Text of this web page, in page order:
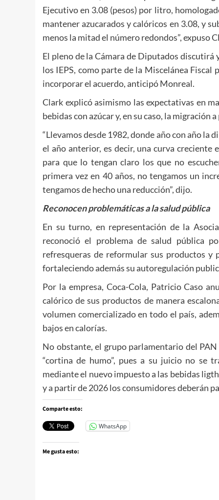
Ejecutivo en 3.08 (pesos) por litro,
mantener azucarados y calóricos en 3.08, y
menos la mitad el número redondos”, expuso
El pleno de la Cámara de Diputados discutirá
los IEPS, como parte de la Miscelánea Fiscal
incorporar el acuerdo, anticipó Monreal.
Clark explicó asimismo las expectativas en
bebidas con azúcar y, en su caso, la
“Llevamos desde 1982, donde año con año la
el año anterior, es decir, una curva creciente
para que lo tengan claro los que no
primera vez en 40 años, no tengamos un
tengamos de hecho una reducción”, dijo.
Reconocen problemáticas a la salud pública
En su turno, en representación de la
reconoció el problema de salud pública
refresqueras de reformular sus productos y
fortaleciendo además su autoregulación
Por la empresa, Coca-Cola, Patricio Caso
calórico de sus productos de manera
volumen comercializado en todo el país,
bajos en calorías.
No obstante, el grupo parlamentario del
“cortina de humo”, pues a su juicio no se
mediante el nuevo impuesto a las bebidas
y a partir de 2026 los consumidores deberán
Comparte esto:
WhatsApp
Me gusta esto: